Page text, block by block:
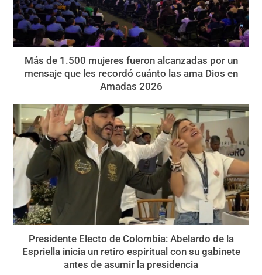
Más de 1.500 mujeres fueron alcanzadas por un
mensaje que les recordó cuánto las ama Dios en
Amadas 2026
Presidente Electo de Colombia: Abelardo de la
Espriella inicia un retiro espiritual con su gabinete
antes de asumir la presidencia